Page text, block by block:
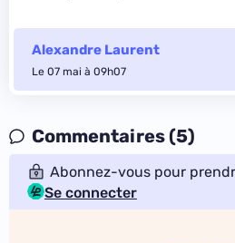
Alexandre Laurent
Le 07 mai à 09h07
Commentaires (5)
Abonnez-vous pour
Se connecter